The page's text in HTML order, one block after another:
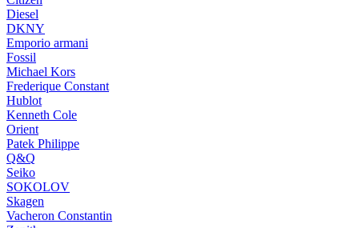
Diesel
DKNY
Emporio armani
Fossil
Michael Kors
Frederique Constant
Hublot
Kenneth Cole
Orient
Patek Philippe
Q&Q
Seiko
SOKOLOV
Skagen
Vacheron Constantin